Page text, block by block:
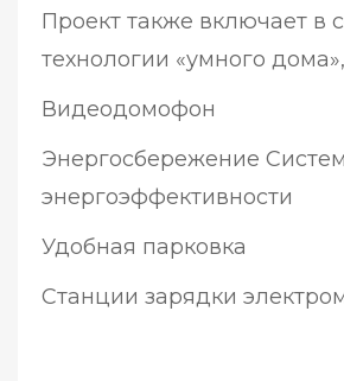
Проект также включает в
технологии «умного
Видеодомофон
Энергосбережение
энергоэффективности
Удобная парковка
Станции зарядки